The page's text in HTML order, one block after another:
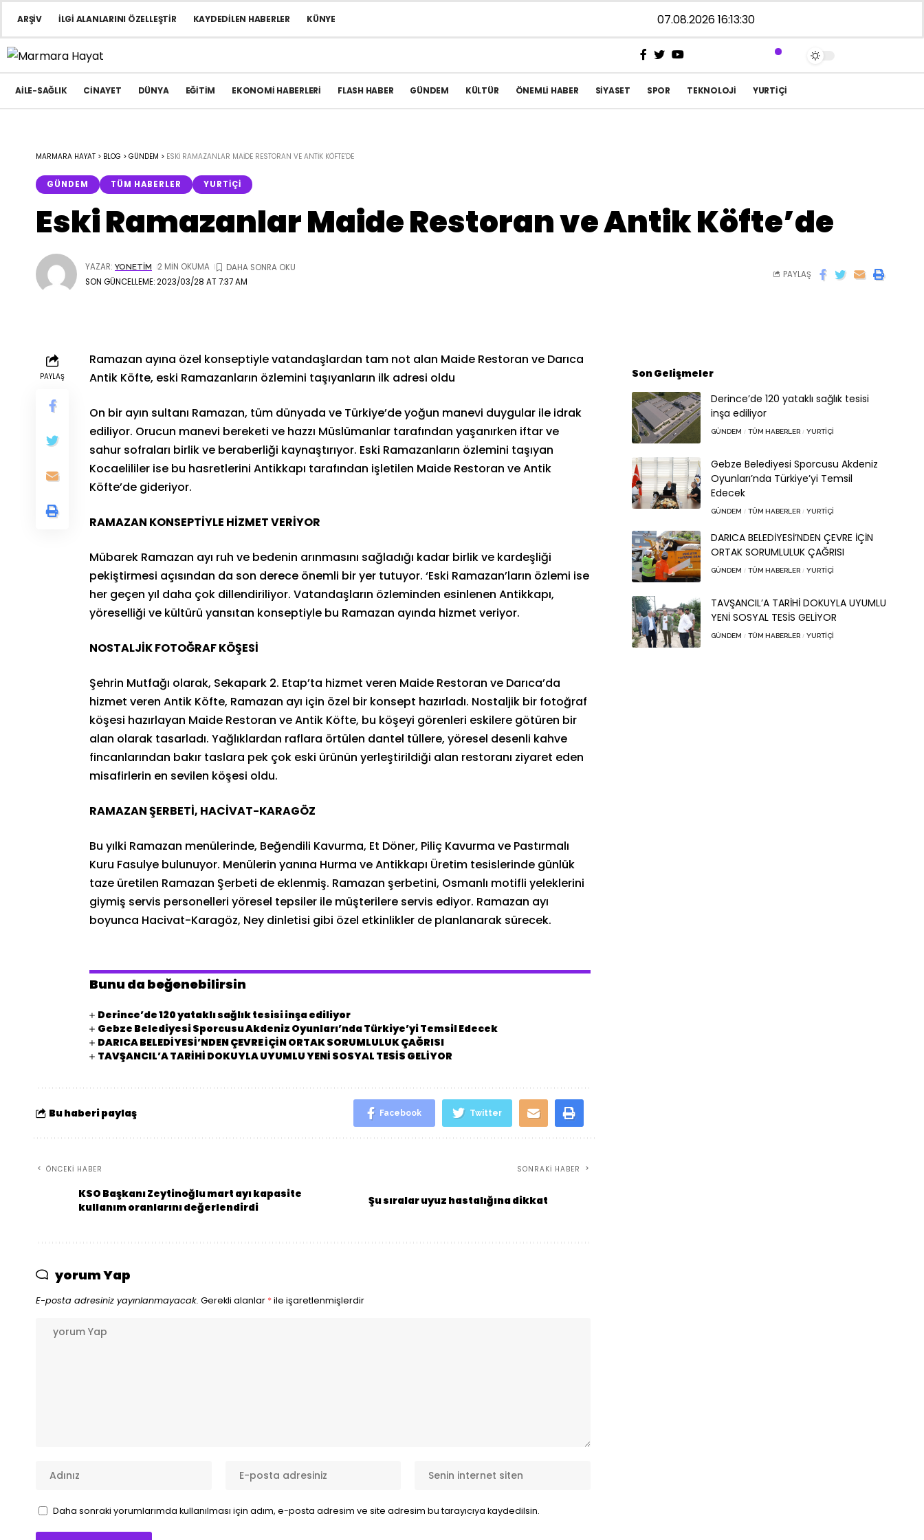
ARŞIV İLGI ALANLARINI ÖZELLEŞTIR KAYDEDILEN HABERLER KÜNYE 07.08.2026 16:13:30
AILE-SAĞLIK CINAYET DÜNYA EĞITIM EKONOMI HABERLERI FLASH HABER GÜNDEM KÜLTÜR ÖNEMLI HABER SIYASET SPOR TEKNOLOJI YURTIÇI
MARMARA HAYAT > BLOG > GÜNDEM > ESKI RAMAZANLAR MAIDE RESTORAN VE ANTIK KÖFTE’DE
GÜNDEM TÜM HABERLER YURTIÇI
Eski Ramazanlar Maide Restoran ve Antik Köfte’de
SON GÜNCELLEME: 2023/03/28 AT 7:37 AM
YAZAR: YONETIM 2 MIN OKUMA
PAYLAŞ
PAYLAŞ
Ramazan ayına özel konseptiyle vatandaşlardan tam not alan Maide Restoran ve Darıca
Antik Köfte, eski Ramazanların özlemini taşıyanların ilk adresi oldu
On bir ayın sultanı Ramazan, tüm dünyada ve Türkiye’de yoğun manevi duygular ile idrak
ediliyor. Orucun manevi bereketi ve hazzı Müslümanlar tarafından yaşanırken iftar ve
sahur sofraları birlik ve beraberliği kaynaştırıyor. Eski Ramazanların özlemini taşıyan
Kocaelililer ise bu hasretlerini Antikkapı tarafından işletilen Maide Restoran ve Antik
Köfte’de gideriyor.
RAMAZAN KONSEPTİYLE HİZMET VERİYOR
Mübarek Ramazan ayı ruh ve bedenin arınmasını sağladığı kadar birlik ve kardeşliği
pekiştirmesi açısından da son derece önemli bir yer tutuyor. ‘Eski Ramazan’ların özlemi ise
her geçen yıl daha çok dillendiriliyor. Vatandaşların özleminden esinlenen Antikkapı,
yöreselliği ve kültürü yansıtan konseptiyle bu Ramazan ayında hizmet veriyor.
NOSTALJİK FOTOĞRAF KÖŞESİ
Şehrin Mutfağı olarak, Sekapark 2. Etap’ta hizmet veren Maide Restoran ve Darıca’da
hizmet veren Antik Köfte, Ramazan ayı için özel bir konsept hazırladı. Nostaljik bir fotoğraf
köşesi hazırlayan Maide Restoran ve Antik Köfte, bu köşeyi görenleri eskilere götüren bir
alan olarak tasarladı. Yağlıklardan raflara örtülen dantel tüllere, yöresel desenli kahve
fincanlarından bakır taslara pek çok eski ürünün yerleştirildiği alan restoranı ziyaret eden
misafirlerin en sevilen köşesi oldu.
RAMAZAN ŞERBETİ, HACİVAT-KARAGÖZ
Bu yılki Ramazan menülerinde, Beğendili Kavurma, Et Döner, Piliç Kavurma ve Pastırmalı
Kuru Fasulye bulunuyor. Menülerin yanına Hurma ve Antikkapı Üretim tesislerinde günlük
taze üretilen Ramazan Şerbeti de eklenmiş. Ramazan şerbetini, Osmanlı motifli yeleklerini
giymiş servis personelleri yöresel tepsiler ile müşterilere servis ediyor. Ramazan ayı
boyunca Hacivat-Karagöz, Ney dinletisi gibi özel etkinlikler de planlanarak sürecek.
Bunu da beğenebilirsin
Derince’de 120 yataklı sağlık tesisi inşa ediliyor
Gebze Belediyesi Sporcusu Akdeniz Oyunları’nda Türkiye’yi Temsil Edecek
DARICA BELEDİYESİ’NDEN ÇEVRE İÇİN ORTAK SORUMLULUK ÇAĞRISI
TAVŞANCIL’A TARİHİ DOKUYLA UYUMLU YENİ SOSYAL TESİS GELİYOR
Bu haberi paylaş Facebook Twitter
ÖNCEKI HABER
KSO Başkanı Zeytinoğlu mart ayı kapasite
kullanım oranlarını değerlendirdi
SONRAKI HABER
Şu sıralar uyuz hastalığına dikkat
yorum Yap
E-posta adresiniz yayınlanmayacak. Gerekli alanlar *ile işaretlenmişlerdir
Daha sonraki yorumlarımda kullanılması için adım, e-posta adresim ve site adresim bu tarayıcıya kaydedilsin.
Son Gelişmeler
Derince’de 120 yataklı sağlık tesisi
inşa ediliyor
GÜNDEM TÜM HABERLER YURTIÇI
Gebze Belediyesi Sporcusu Akdeniz
Oyunları’nda Türkiye’yi Temsil
Edecek
GÜNDEM TÜM HABERLER YURTIÇI
DARICA BELEDİYESİ’NDEN ÇEVRE İÇİN
ORTAK SORUMLULUK ÇAĞRISI
GÜNDEM TÜM HABERLER YURTIÇI
TAVŞANCIL’A TARİHİ DOKUYLA UYUMLU
YENİ SOSYAL TESİS GELİYOR
GÜNDEM TÜM HABERLER YURTIÇI